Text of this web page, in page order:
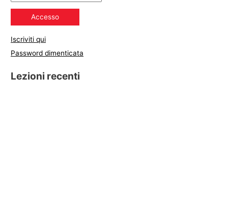
Iscriviti qui
Password dimenticata
Lezioni recenti